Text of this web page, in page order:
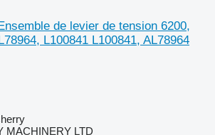
de levier de tension 6200,
L100841 L100841, AL78964
MACHINERY LTD